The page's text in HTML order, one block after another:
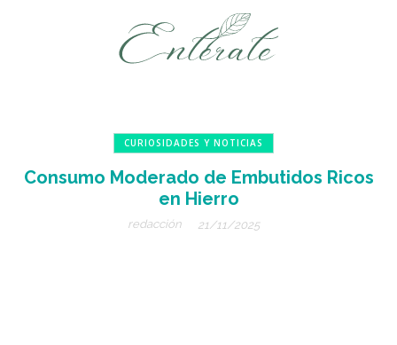
CURIOSIDADES Y NOTICIAS
Consumo Moderado de Embutidos Ricos
en Hierro
redacción 21/11/2025